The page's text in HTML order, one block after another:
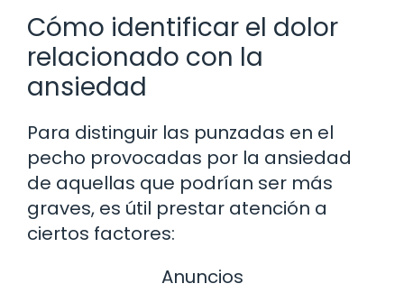
Cómo identificar el dolor
relacionado con la
ansiedad
Para distinguir las punzadas en el
pecho provocadas por la ansiedad
de aquellas que podrían ser más
graves, es útil prestar atención a
ciertos factores:
Anuncios